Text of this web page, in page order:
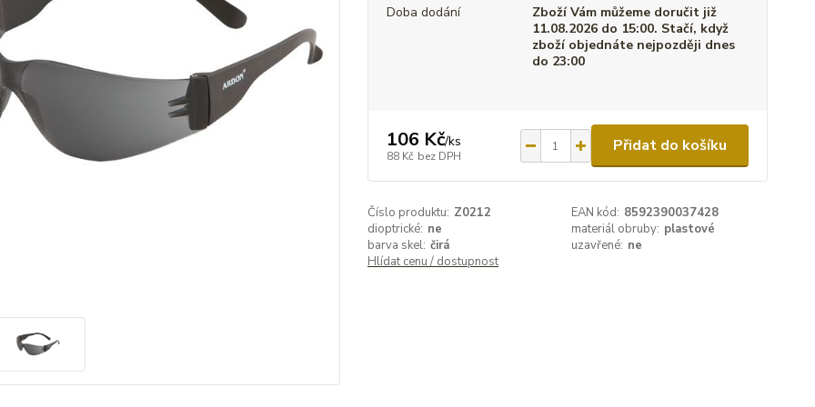
Doba dodání
Zboží Vám můžeme doručit již
11.08.2026 do 15:00. Stačí, když
zboží objednáte nejpozději dnes
do 23:00
106 Kč/ks
88 Kč bez DPH
Přidat do košíku
Číslo produktu: Z0212 EAN kód: 8592390037428
dioptrické: ne materiál obruby: plastové
barva skel: čirá uzavřené: ne
Hlídat cenu / dostupnost